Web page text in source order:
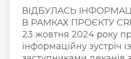
ВІДБУЛАСЬ
В РАМКАХ ПРОЄКТУ
23 жовтня 2024 року
інформаційну зустріч із